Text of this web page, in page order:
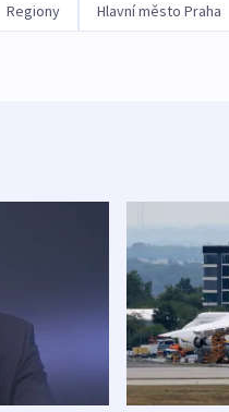
Regiony Hlavní město Praha